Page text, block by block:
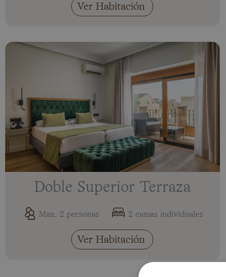
Ver Habitación
Doble Superior Terraza
Max. 2 personas 2 camas individuales
Ver Habitación